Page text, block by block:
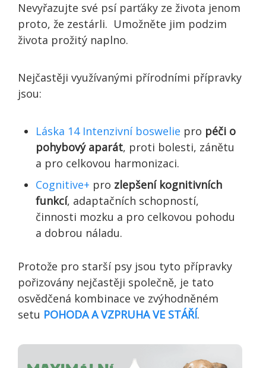
Nevyřazujte své psí parťáky ze života jenom
proto, že zestárli. Umožněte jim podzim
života prožitý naplno.
Nejčastěji využívanými přírodními přípravky
jsou:
Láska 14 Intenzivní boswelie pro péči o
pohybový aparát, proti bolesti, zánětu
a pro celkovou harmonizaci.
Cognitive+ pro zlepšení kognitivních
funkcí, adaptačních schopností,
činnosti mozku a pro celkovou pohodu
a dobrou náladu.
Protože pro starší psy jsou tyto přípravky
pořizovány nejčastěji společně, je tato
osvědčená kombinace ve zvýhodněném
setu POHODA A VZPRUHA VE STÁŘÍ.